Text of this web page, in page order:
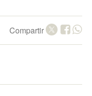
Compartir